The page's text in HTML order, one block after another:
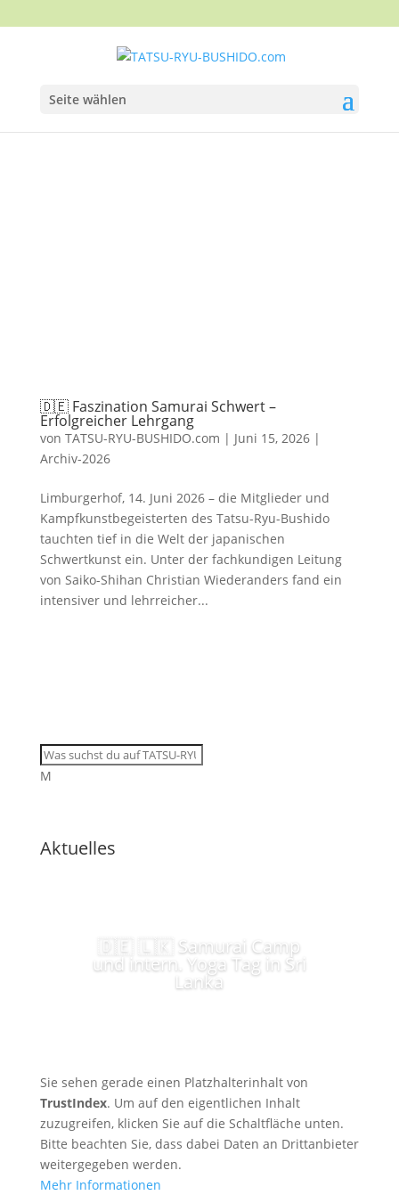
Seite wählen
🇩🇪 Faszination Samurai Schwert –
Erfolgreicher Lehrgang
von TATSU-RYU-BUSHIDO.com | Juni 15, 2026|
Archiv-2026
Limburgerhof, 14. Juni 2026 – die Mitglieder und
Kampfkunstbegeisterten des Tatsu-Ryu-Bushido
tauchten tief in die Welt der japanischen
Schwertkunst ein. Unter der fachkundigen Leitung
von Saiko-Shihan Christian Wiederanders fand ein
intensiver und lehrreicher...
M
Aktuelles
🇩🇪 🇱🇰 Samurai Camp
und intern. Yoga Tag in Sri
Lanka
Sie sehen gerade einen Platzhalterinhalt von
TrustIndex. Um auf den eigentlichen Inhalt
zuzugreifen, klicken Sie auf die Schaltfläche unten.
Bitte beachten Sie, dass dabei Daten an Drittanbieter
weitergegeben werden.
Mehr Informationen